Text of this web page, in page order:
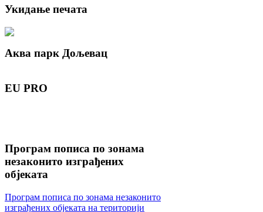
Укидање печата
Аква парк Дољевац
EU PRO
Програм пописа по зонама
незаконито изграђених
објеката
Програм пописа по зонама незаконито
изграђених објеката на територији